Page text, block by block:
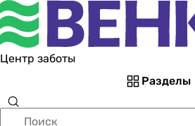
Центр заботы
Разделы